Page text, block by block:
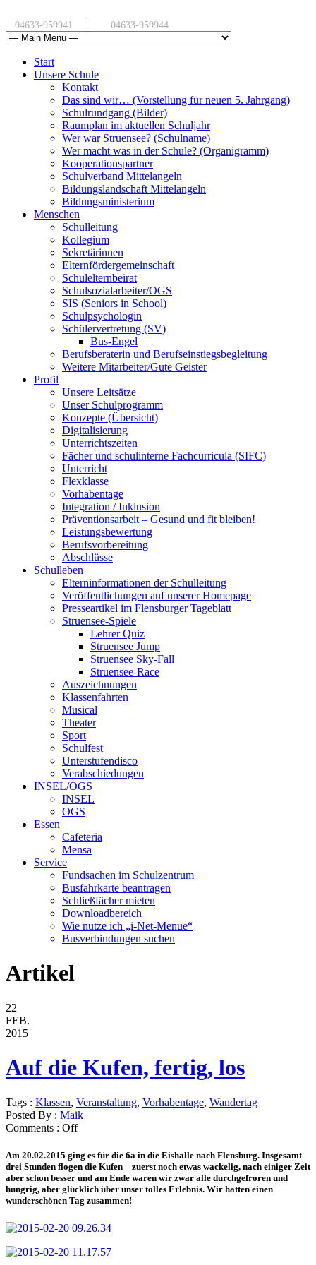
04633-959941 | 04633-959944
Start
Unsere Schule
Kontakt
Das sind wir… (Vorstellung für neuen 5. Jahrgang)
Schulrundgang (Bilder)
Raumplan im aktuellen Schuljahr
Wer war Struensee? (Schulname)
Wer macht was in der Schule? (Organigramm)
Kooperationspartner
Schulverband Mittelangeln
Bildungslandschaft Mittelangeln
Bildungsministerium
Menschen
Schulleitung
Kollegium
Sekretärinnen
Elternfördergemeinschaft
Schulelternbeirat
Schulsozialarbeiter/OGS
SIS (Seniors in School)
Schulpsychologin
Schülervertretung (SV)
Bus-Engel
Berufsberaterin und Berufseinstiegsbegleitung
Weitere Mitarbeiter/Gute Geister
Profil
Unsere Leitsätze
Unser Schulprogramm
Konzepte (Übersicht)
Digitalisierung
Unterrichtszeiten
Fächer und schulinterne Fachcurricula (SIFC)
Unterricht
Flexklasse
Vorhabentage
Integration / Inklusion
Präventionsarbeit – Gesund und fit bleiben!
Leistungsbewertung
Berufsvorbereitung
Abschlüsse
Schulleben
Elterninformationen der Schulleitung
Veröffentlichungen auf unserer Homepage
Presseartikel im Flensburger Tageblatt
Struensee-Spiele
Lehrer Quiz
Struensee Jump
Struensee Sky-Fall
Struensee-Race
Auszeichnungen
Klassenfahrten
Musical
Theater
Sport
Schulfest
Unterstufendisco
Verabschiedungen
INSEL/OGS
INSEL
OGS
Essen
Cafeteria
Mensa
Service
Fundsachen im Schulzentrum
Busfahrkarte beantragen
Schließfächer mieten
Downloadbereich
Wie nutze ich „i-Net-Menue“
Busverbindungen suchen
Artikel
22
FEB.
2015
Auf die Kufen, fertig, los
Tags : Klassen, Veranstaltung, Vorhabentage, Wandertag
Posted By : Maik
Comments : Off
Am 20.02.2015 ging es für die 6a in die Eishalle nach Flensburg. Insgesamt
drei Stunden flogen die Kufen – zuerst noch etwas wackelig, nach einiger Zeit
aber schon besser und am Ende waren wir zwar alle durchgefroren und
hungrig, aber glücklich über unser tolles Erlebnis. Wir hatten einen
wunderschönen Tag zusammen!